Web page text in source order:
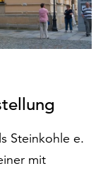
Steinkohle e.
mit